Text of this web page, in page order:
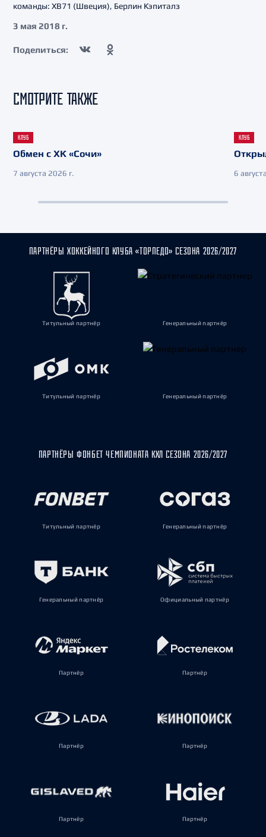
команды: ХВ71 (Швеция), Берлин Кэпиталз
3 мая 2018 г.
Поделиться:
СМОТРИТЕ ТАКЖЕ
КЛУБ
Обмен с ХК «Сочи»
7 августа 2026 г.
КЛУБ
6
ПАРТНЁРЫ ХОККЕЙНОГО КЛУБА «ТОРПЕДО» СЕЗОНА 2026/2027
Титульный партнёр Генеральный партнёр
Титульный партнёр Генеральный партнёр
ПАРТНЁРЫ ФОНБЕТ ЧЕМПИОНАТА КХЛ СЕЗОНА 2026/2027
Титульный партнёр Генеральный партнёр
Генеральный партнёр Официальный партнёр
Партнёр Партнёр
Партнёр Партнёр
Партнёр Партнёр